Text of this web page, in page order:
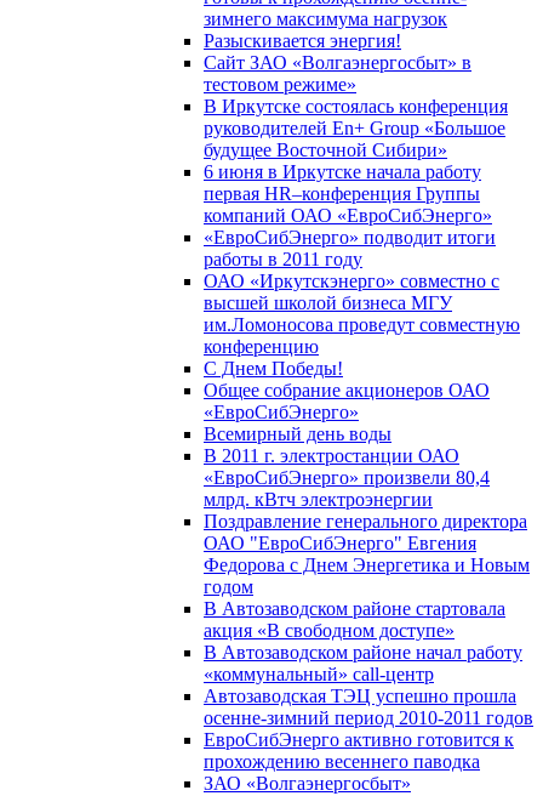
зимнего максимума нагрузок
Разыскивается энергия!
Сайт ЗАО «Волгаэнергосбыт» в
тестовом режиме»
В Иркутске состоялась конференция
руководителей En+ Group «Большое
будущее Восточной Сибири»
6 июня в Иркутске начала работу
первая HR–конференция Группы
компаний ОАО «ЕвроСибЭнерго»
«ЕвроСибЭнерго» подводит итоги
работы в 2011 году
ОАО «Иркутскэнерго» совместно с
высшей школой бизнеса МГУ
им.Ломоносова проведут совместную
конференцию
С Днем Победы!
Общее собрание акционеров ОАО
«ЕвроСибЭнерго»
Всемирный день воды
В 2011 г. электростанции ОАО
«ЕвроСибЭнерго» произвели 80,4
млрд. кВтч электроэнергии
Поздравление генерального директора
ОАО "ЕвроСибЭнерго" Евгения
Федорова с Днем Энергетика и Новым
годом
В Автозаводском районе стартовала
акция «В свободном доступе»
В Автозаводском районе начал работу
«коммунальный» call-центр
Автозаводская ТЭЦ успешно прошла
осенне-зимний период 2010-2011 годов
ЕвроСибЭнерго активно готовится к
прохождению весеннего паводка
ЗАО «Волгаэнергосбыт»